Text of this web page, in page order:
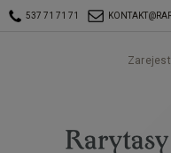
537 71 71 71